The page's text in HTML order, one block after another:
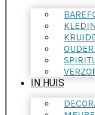
IN HUIS